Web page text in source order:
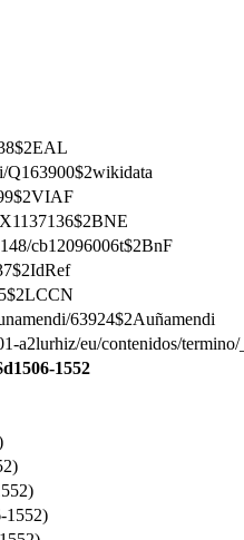
cb12096006t$2BnF
63924$2Auñamendi
a2lurhiz/eu/contenidos/
1552
1552)